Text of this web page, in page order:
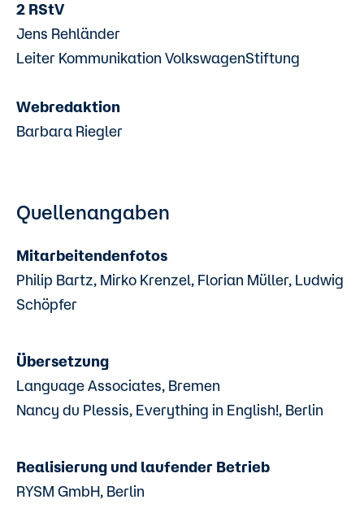
2 RStV
Jens Rehländer
Leiter Kommunikation VolkswagenStiftung
Webredaktion
Barbara Riegler
Quellenangaben
Mitarbeitendenfotos
Philip Bartz, Mirko Krenzel, Florian Müller, Ludwig
Schöpfer
Übersetzung
Language Associates, Bremen
Nancy du Plessis, Everything in English!, Berlin
Realisierung und laufender Betrieb
RYSM GmbH, Berlin